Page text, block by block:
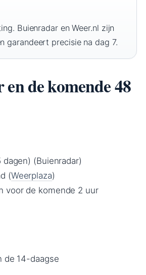
Buienradar en Weer.nl zijn
garandeert precisie na dag 7.
de komende 48
(Buienradar)
(Weerplaza)
voor de komende 2 uur
de 14-daagse